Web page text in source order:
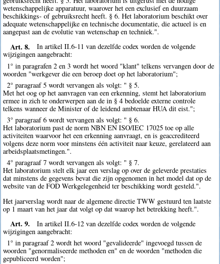
wetenschappelijke apparatuur, waarover het een exclusief en duurzaam
beschikkings- of gebruiksrecht heeft. § 6. Het laboratorium beschikt over
adequate wetenschappelijke en technische documentatie, die actueel is en
aangepast aan de evolutie van wetenschap en techniek.".
Art. 8.
In artikel II.6-11 van dezelfde codex worden de volgende
wijzigingen aangebracht:
1° in paragrafen 2 en 3 wordt het woord "klant" telkens vervangen door de
woorden "werkgever die een beroep doet op het laboratorium";
2° paragraaf 5 wordt vervangen als volgt: " § 5.
Met het oog op het aanvragen van een erkenning, stemt het laboratorium
ermee in zich te onderwerpen aan de in § 4 bedoelde externe controle
telkens wanneer de Minister of de leidend ambtenaar HUA dit eist.";
3° paragraaf 6 wordt vervangen als volgt: " § 6.
Het laboratorium past de norm NBN EN ISO/IEC 17025 toe op alle
activiteiten waarvoor het een erkenning aanvraagt, en is geaccrediteerd
volgens deze norm voor minstens één activiteit naar keuze, gerelateerd aan
arbeidsplaatsmetingen.".
4° paragraaf 7 wordt vervangen als volgt: " § 7.
Het laboratorium stelt elk jaar een verslag op over de geleverde prestaties
dat minstens de gegevens bevat die zijn opgenomen in het model dat op de
website van de FOD Werkgelegenheid ter beschikking wordt gesteld.".
Het jaarverslag wordt naar de algemene directie TWW gestuurd ten laatste
op 1 maart van het jaar dat volgt op dat waarop het betrekking heeft.".
Art. 9.
In artikel II.6-12 van dezelfde codex worden de volgende
wijzigingen aangebracht:
1° in paragraaf 2 wordt het woord "gevalideerde" ingevoegd tussen de
woorden "genormaliseerde methoden en" en de woorden "methoden die
gepubliceerd worden";